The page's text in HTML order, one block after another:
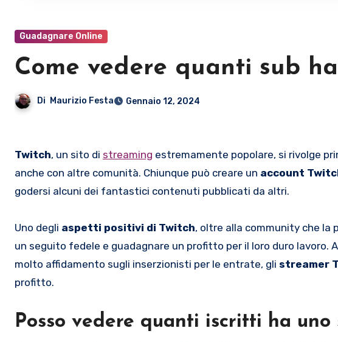
Guadagnare Online
Come vedere quanti sub
Di Maurizio Festa Gennaio 12, 2024
Twitch, un sito di streaming estremamente popolare, si rivolge
anche con altre comunità. Chiunque può creare un account
godersi alcuni dei fantastici contenuti pubblicati da altri.
Uno degli aspetti positivi di Twitch, oltre alla community che
un seguito fedele e guadagnare un profitto per il loro duro
molto affidamento sugli inserzionisti per le entrate, gli streamer
profitto.
Posso vedere quanti iscritti ha uno